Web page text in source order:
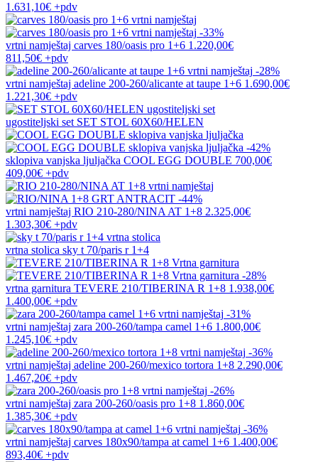
1.631,10€ +pdv
-33%
vrtni namještaj carves 180/oasis pro 1+6 1.220,00€
811,50€ +pdv
-28%
vrtni namještaj adeline 200-260/alicante at taupe 1+6 1.690,00€
1.221,30€ +pdv
ugostiteljski set SET STOL 60X60/HELEN
-42%
sklopiva vanjska ljuljačka COOL EGG DOUBLE 700,00€
409,00€ +pdv
-44%
vrtni namještaj RIO 210-280/NINA AT 1+8 2.325,00€
1.303,30€ +pdv
vrtna stolica sky t 70/paris r 1+4
-28%
vrtna garnitura TEVERE 210/TIBERINA R 1+8 1.938,00€
1.400,00€ +pdv
-31%
vrtni namještaj zara 200-260/tampa camel 1+6 1.800,00€
1.245,10€ +pdv
-36%
vrtni namještaj adeline 200-260/mexico tortora 1+8 2.290,00€
1.467,20€ +pdv
-26%
vrtni namještaj zara 200-260/oasis pro 1+8 1.860,00€
1.385,30€ +pdv
-36%
vrtni namještaj carves 180x90/tampa at camel 1+6 1.400,00€
893,40€ +pdv